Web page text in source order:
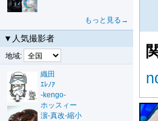
もっと見る→
▼人気撮影者
地域:
織田
ｴﾚﾉｱ
-kengo-
ホッスィー
濵-真改-縮小